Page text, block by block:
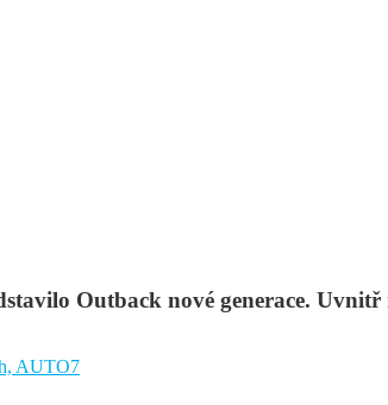
Outback nové generace.
AUTO7